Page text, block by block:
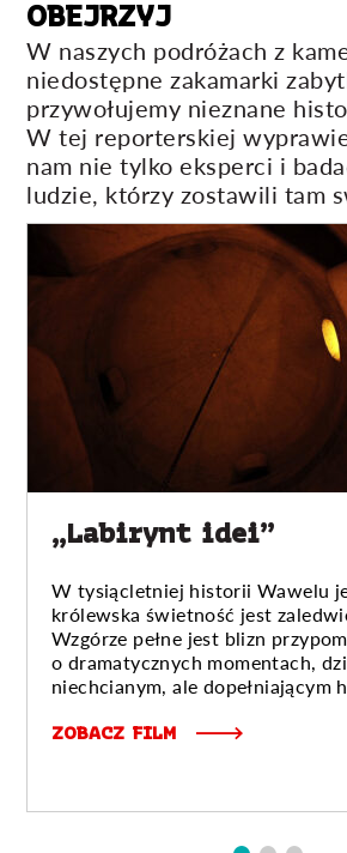
OBEJRZYJ
W naszych podróżach z
niedostępne zakamarki
przywołujemy nieznane
W tej reporterskiej
nam nie tylko eksperci i
ludzie, którzy zostawili tam
„Labirynt idei”
W tysiącletniej historii Wawelu
królewska świetność jest
Wzgórze pełne jest blizn
o dramatycznych momentach,
niechcianym, ale dopełniającym
ZOBACZ FILM